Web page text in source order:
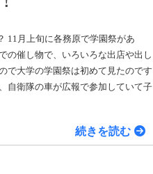
11月上旬に各務原で学園祭があ
の催し物で、いろいろな出店や出し
で大学の学園祭は初めて見たのです
自衛隊の車が広報で参加していて子
続きを読む